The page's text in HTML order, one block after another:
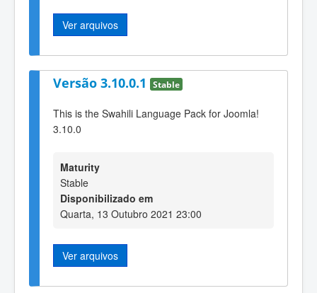
Ver arquivos
Versão 3.10.0.1 Stable
This is the Swahili Language Pack for Joomla!
3.10.0
Maturity
Stable
Disponibilizado em
Quarta, 13 Outubro 2021 23:00
Ver arquivos